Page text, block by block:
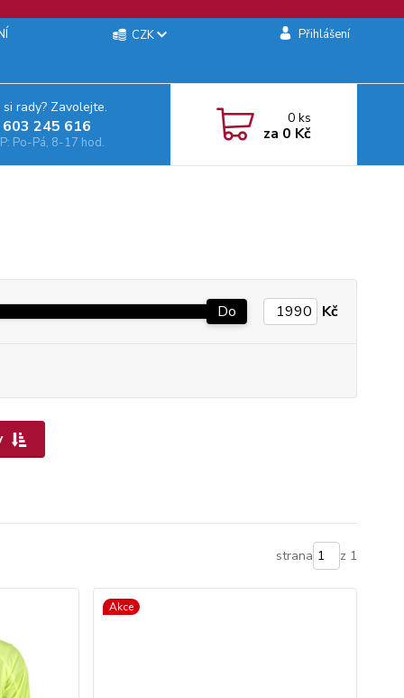
CZK Přihlášení
rady? Zavolejte.
245 616‬
Po-Pá, 8-17 hod.
0ks
za 0 Kč
Do Kč
strana z 1
Akce